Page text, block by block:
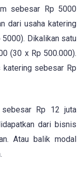
sebesar Rp 5000
dari usaha katering
Dikalikan satu
(30 x Rp 500.000).
sebesar Rp
sebesar Rp 12 juta
dari bisnis
Atau balik modal